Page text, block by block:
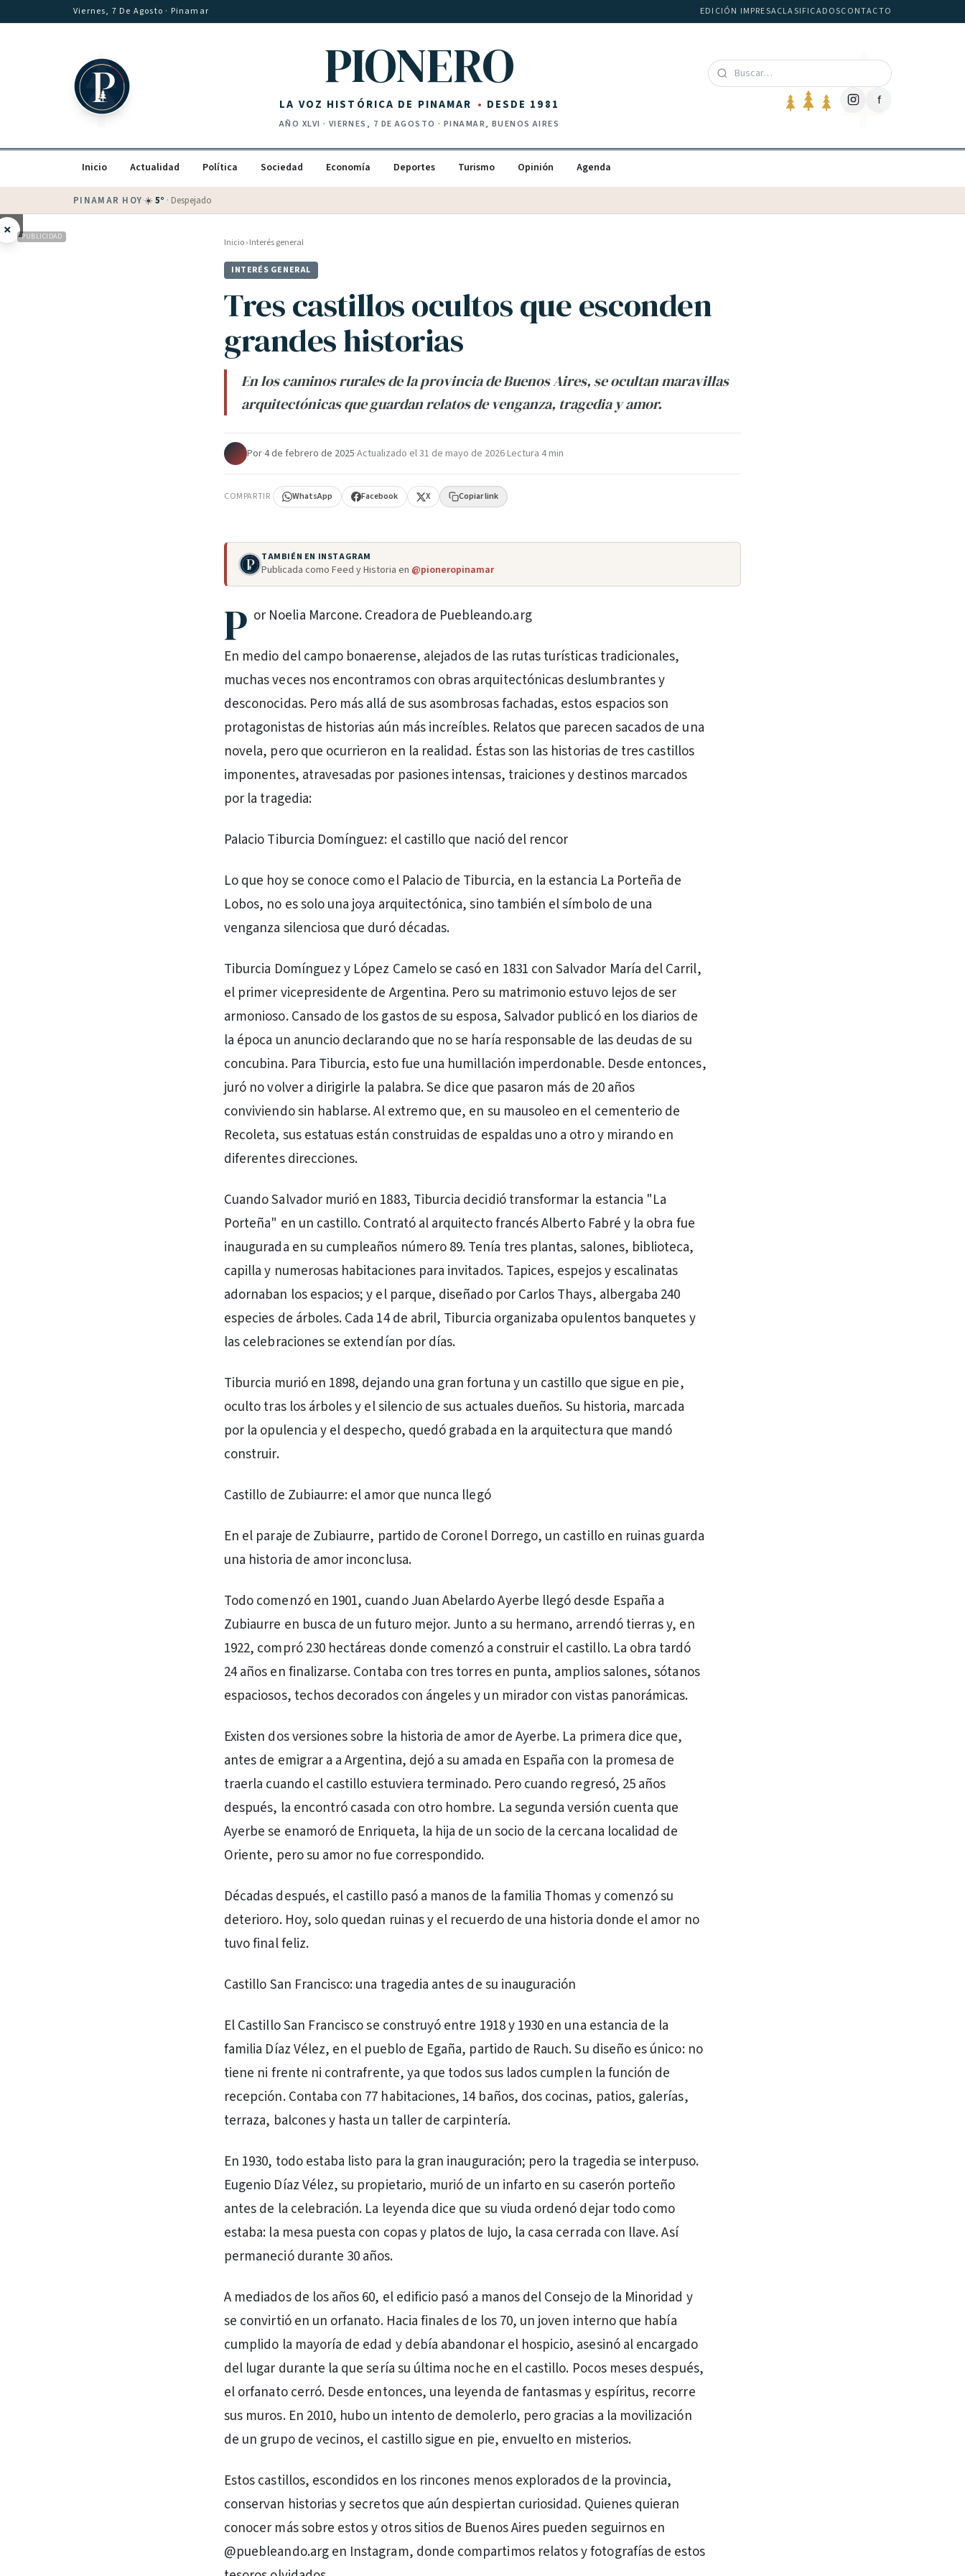
Saltar al contenidoViernes, 7 De Agosto · Pinamar EDICIÓN IMPRESACLASIFICADOSCONTACTO
PIONERO
LA VOZ HISTÓRICA DE PINAMAR DESDE 1981
AÑO XLVI · VIERNES, 7 DE AGOSTO · PINAMAR, BUENOS AIRES
f
Inicio Actualidad Política Sociedad Economía Deportes Turismo Opinión Agenda
PINAMAR HOY·💵 Dólar blue$1530
× PUBLICIDAD Inicio›Interés general
INTERÉS GENERAL
Tres castillos ocultos que esconden
grandes historias
En los caminos rurales de la provincia de Buenos Aires, se ocultan maravillas
arquitectónicas que guardan relatos de venganza, tragedia y amor.
Por·4 de febrero de 2025·Actualizado el31 de mayo de 2026·Lectura 4 min
COMPARTIR WhatsApp Facebook X Copiar link
TAMBIÉN EN INSTAGRAM
Publicada como Feed y Historia en @pioneropinamar
P or Noelia Marcone. Creadora de Puebleando.arg
En medio del campo bonaerense, alejados de las rutas turísticas tradicionales,
muchas veces nos encontramos con obras arquitectónicas deslumbrantes y
desconocidas. Pero más allá de sus asombrosas fachadas, estos espacios son
protagonistas de historias aún más increíbles. Relatos que parecen sacados de una
novela, pero que ocurrieron en la realidad. Éstas son las historias de tres castillos
imponentes, atravesadas por pasiones intensas, traiciones y destinos marcados
por la tragedia:
Palacio Tiburcia Domínguez: el castillo que nació del rencor
Lo que hoy se conoce como el Palacio de Tiburcia, en la estancia La Porteña de
Lobos, no es solo una joya arquitectónica, sino también el símbolo de una
venganza silenciosa que duró décadas.
Tiburcia Domínguez y López Camelo se casó en 1831 con Salvador María del Carril,
el primer vicepresidente de Argentina. Pero su matrimonio estuvo lejos de ser
armonioso. Cansado de los gastos de su esposa, Salvador publicó en los diarios de
la época un anuncio declarando que no se haría responsable de las deudas de su
concubina. Para Tiburcia, esto fue una humillación imperdonable. Desde entonces,
juró no volver a dirigirle la palabra. Se dice que pasaron más de 20 años
conviviendo sin hablarse. Al extremo que, en su mausoleo en el cementerio de
Recoleta, sus estatuas están construidas de espaldas uno a otro y mirando en
diferentes direcciones.
Cuando Salvador murió en 1883, Tiburcia decidió transformar la estancia "La
Porteña" en un castillo. Contrató al arquitecto francés Alberto Fabré y la obra fue
inaugurada en su cumpleaños número 89. Tenía tres plantas, salones, biblioteca,
capilla y numerosas habitaciones para invitados. Tapices, espejos y escalinatas
adornaban los espacios; y el parque, diseñado por Carlos Thays, albergaba 240
especies de árboles. Cada 14 de abril, Tiburcia organizaba opulentos banquetes y
las celebraciones se extendían por días.
Tiburcia murió en 1898, dejando una gran fortuna y un castillo que sigue en pie,
oculto tras los árboles y el silencio de sus actuales dueños. Su historia, marcada
por la opulencia y el despecho, quedó grabada en la arquitectura que mandó
construir.
Castillo de Zubiaurre: el amor que nunca llegó
En el paraje de Zubiaurre, partido de Coronel Dorrego, un castillo en ruinas guarda
una historia de amor inconclusa.
Todo comenzó en 1901, cuando Juan Abelardo Ayerbe llegó desde España a
Zubiaurre en busca de un futuro mejor. Junto a su hermano, arrendó tierras y, en
1922, compró 230 hectáreas donde comenzó a construir el castillo. La obra tardó
24 años en finalizarse. Contaba con tres torres en punta, amplios salones, sótanos
espaciosos, techos decorados con ángeles y un mirador con vistas panorámicas.
Existen dos versiones sobre la historia de amor de Ayerbe. La primera dice que,
antes de emigrar a a Argentina, dejó a su amada en España con la promesa de
traerla cuando el castillo estuviera terminado. Pero cuando regresó, 25 años
después, la encontró casada con otro hombre. La segunda versión cuenta que
Ayerbe se enamoró de Enriqueta, la hija de un socio de la cercana localidad de
Oriente, pero su amor no fue correspondido.
Décadas después, el castillo pasó a manos de la familia Thomas y comenzó su
deterioro. Hoy, solo quedan ruinas y el recuerdo de una historia donde el amor no
tuvo final feliz.
Castillo San Francisco: una tragedia antes de su inauguración
El Castillo San Francisco se construyó entre 1918 y 1930 en una estancia de la
familia Díaz Vélez, en el pueblo de Egaña, partido de Rauch. Su diseño es único: no
tiene ni frente ni contrafrente, ya que todos sus lados cumplen la función de
recepción. Contaba con 77 habitaciones, 14 baños, dos cocinas, patios, galerías,
terraza, balcones y hasta un taller de carpintería.
En 1930, todo estaba listo para la gran inauguración; pero la tragedia se interpuso.
Eugenio Díaz Vélez, su propietario, murió de un infarto en su caserón porteño
antes de la celebración. La leyenda dice que su viuda ordenó dejar todo como
estaba: la mesa puesta con copas y platos de lujo, la casa cerrada con llave. Así
permaneció durante 30 años.
A mediados de los años 60, el edificio pasó a manos del Consejo de la Minoridad y
se convirtió en un orfanato. Hacia finales de los 70, un joven interno que había
cumplido la mayoría de edad y debía abandonar el hospicio, asesinó al encargado
del lugar durante la que sería su última noche en el castillo. Pocos meses después,
el orfanato cerró. Desde entonces, una leyenda de fantasmas y espíritus, recorre
sus muros. En 2010, hubo un intento de demolerlo, pero gracias a la movilización
de un grupo de vecinos, el castillo sigue en pie, envuelto en misterios.
Estos castillos, escondidos en los rincones menos explorados de la provincia,
conservan historias y secretos que aún despiertan curiosidad. Quienes quieran
conocer más sobre estos y otros sitios de Buenos Aires pueden seguirnos en
@puebleando.arg en Instagram, donde compartimos relatos y fotografías de estos